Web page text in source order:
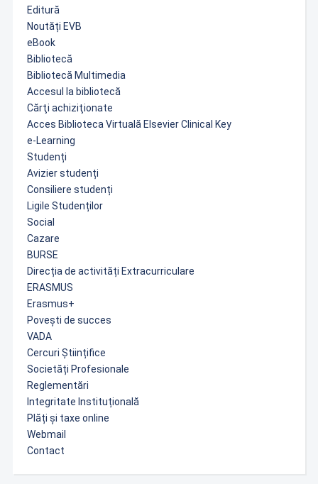
Editură
Noutăți EVB
eBook
Bibliotecă
Bibliotecă Multimedia
Accesul la bibliotecă
Cărţi achiziţionate
Acces Biblioteca Virtuală Elsevier Clinical Key
e-Learning
Studenți
Avizier studenți
Consiliere studenți
Ligile Studenților
Social
Cazare
BURSE
Direcția de activități Extracurriculare
ERASMUS
Erasmus+
Povești de succes
VADA
Cercuri Științifice
Societăți Profesionale
Reglementări
Integritate Instituțională
Plăți și taxe online
Webmail
Contact